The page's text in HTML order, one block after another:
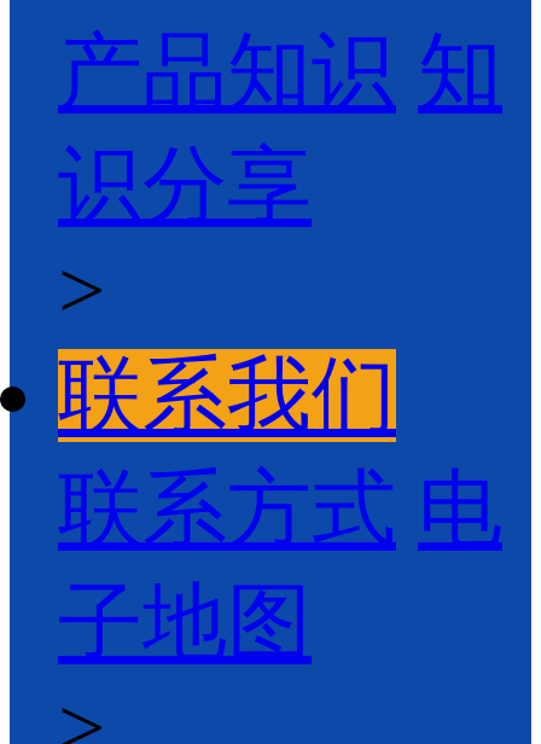
产品知识 知
识分享
>
联系我们
联系方式 电
子地图